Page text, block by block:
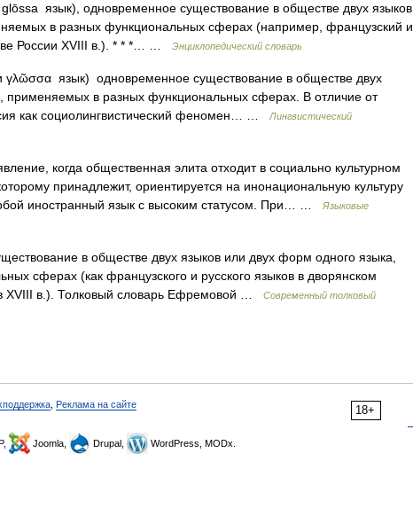
язык), одновременное существование в обществе двух языков
в разных функциональных сферах (например, французский и
России XVIII в.). * * *… …
Энциклопедический словарь
язык) одновременное существование в обществе двух
применяемых в разных функциональных сферах. В отличие от
как социолингвистический феномен… …
Лингвистический
когда общественная элита отходит в социально культурном
принадлежит, ориентируется на инонациональную культуру
иностранный язык с высоким статусом. При… …
Языковые
в обществе двух языков или двух форм одного языка,
сферах (как французского и русского языков в дворянском
в XVIII в.). Толковый словарь Ефремовой …
Современный толковый
18+
Реклама на сайте
Joomla, Drupal, WordPress, MODx.